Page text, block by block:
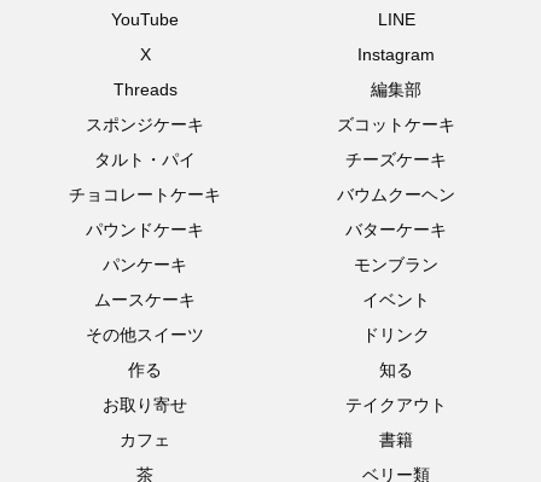
YouTube
LINE
X
Instagram
Threads
編集部
スポンジケーキ
ズコットケーキ
タルト・パイ
チーズケーキ
チョコレートケーキ
バウムクーヘン
パウンドケーキ
バターケーキ
パンケーキ
モンブラン
ムースケーキ
イベント
その他スイーツ
ドリンク
作る
知る
お取り寄せ
テイクアウト
カフェ
書籍
茶
ベリー類